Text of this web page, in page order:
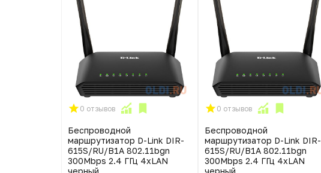
0 отзывов
Беспроводной
маршрутизатор D-Link DIR-
615S/RU/B1A 802.11bgn
300Mbps 2.4 ГГц 4xLAN
черный
0 отзывов
Беспроводной
маршрутизатор D-Link DIR-
615S/RU/B1A 802.11bgn
300Mbps 2.4 ГГц 4xLAN
черный